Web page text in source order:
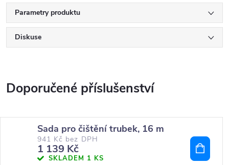
Parametry produktu
Diskuse
Sada pro čištění trubek, 16 m
941 Kč bez DPH
1 139 Kč
SKLADEM 1 KS